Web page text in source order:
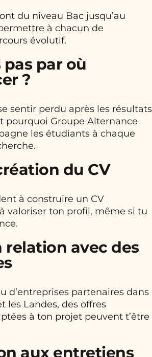
du niveau Bac jusqu’au
à chacun de
évolutif.
pas par où
?
sentir perdu après les résultats
pourquoi Groupe Alternance
les étudiants à chaque
du CV
à construire un CV
valoriser ton profil, même si tu
relation avec des
d’entreprises partenaires dans
les Landes, des offres
à ton projet peuvent t’être
aux entretiens